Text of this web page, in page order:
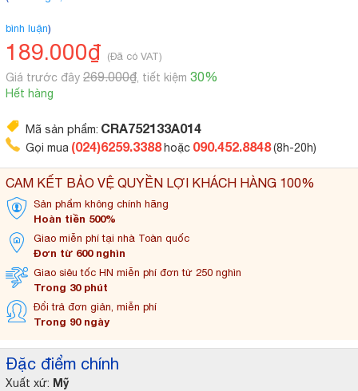
Đặc điểm chính
Xuất xứ: Mỹ
bình luận)
189.000₫ (Đã có VAT)
Giá trước đây 269.000₫ , tiết kiệm 30%
Hết hàng
CAM KẾT BẢO VỆ QUYỀN LỢI KHÁCH HÀNG 100%
Sản phẩm không chính hãng
Hoàn tiền 500%
Giao miễn phí tại nhà Toàn quốc
Đơn từ 600 nghìn
Giao siêu tốc HN miễn phí đơn từ 250 nghìn
Trong 30 phút
Đổi trả đơn giản, miễn phí
Trong 90 ngày
Mã sản phẩm: CRA752133A014
Gọi mua (024)6259.3388 hoặc 090.452.8848(8h-20h)